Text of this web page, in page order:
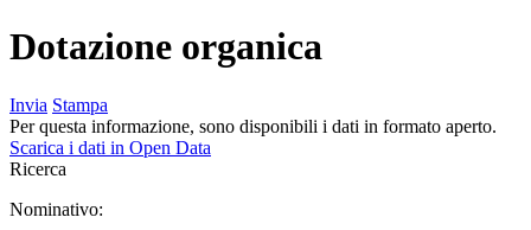
Dotazione organica
Invia Stampa
Per questa informazione, sono disponibili i dati in formato aperto.
Scarica i dati in Open Data
Ricerca
Nominativo: